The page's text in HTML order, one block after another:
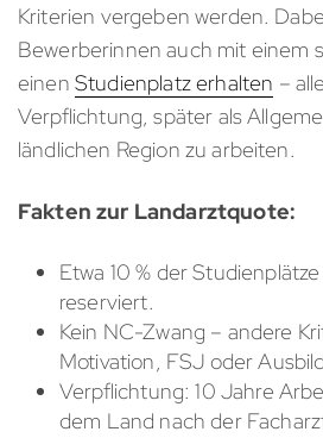
Kriterien vergeben werden.
Bewerberinnen auch mit einem
einen Studienplatz erhalten –
Verpflichtung, später als
ländlichen Region zu arbeiten.
Fakten zur Landarztquote:
Etwa 10 % der
reserviert.
Kein NC-Zwang – andere
Motivation, FSJ oder
Verpflichtung: 10 Jahre
dem Land nach der